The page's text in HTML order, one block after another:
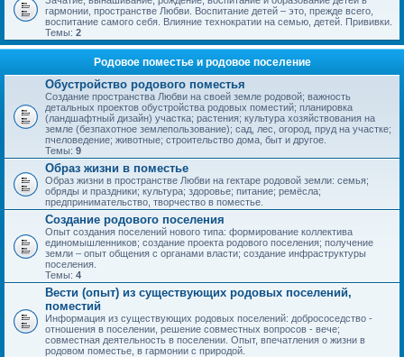
гармонии, пространстве Любви. Воспитание детей – это, прежде всего,
воспитание самого себя. Влияние технократии на семью, детей. Прививки.
Темы: 2
Родовое поместье и родовое поселение
Обустройство родового поместья
Создание пространства Любви на своей земле родовой; важность
детальных проектов обустройства родовых поместий; планировка
(ландшафтный дизайн) участка; растения; культура хозяйствования на
земле (безпахотное землепользование); сад, лес, огород, пруд на участке;
пчеловедение; животные; строительство дома, быт и другое.
Темы: 9
Образ жизни в поместье
Образ жизни в пространстве Любви на гектаре родовой земли: семья;
обряды и праздники; культура; здоровье; питание; ремёсла;
предпринимательство, творчество в поместье.
Создание родового поселения
Опыт создания поселений нового типа: формирование коллектива
единомышленников; создание проекта родового поселения; получение
земли – опыт общения с органами власти; создание инфраструктуры
поселения.
Темы: 4
Вести (опыт) из существующих родовых поселений,
поместий
Информация из существующих родовых поселений: добрососедство -
отношения в поселении, решение совместных вопросов - вече;
совместная деятельность в поселении. Опыт, впечатления о жизни в
родовом поместье, в гармонии с природой.